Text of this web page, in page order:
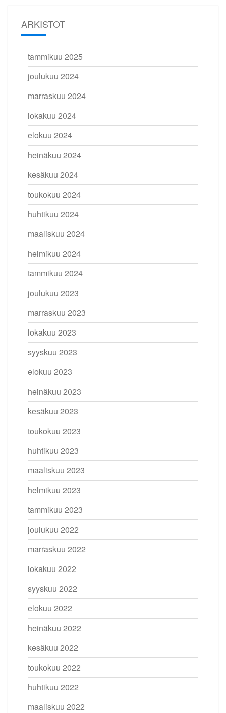
ARKISTOT
tammikuu 2025
joulukuu 2024
marraskuu 2024
lokakuu 2024
elokuu 2024
heinäkuu 2024
kesäkuu 2024
toukokuu 2024
huhtikuu 2024
maaliskuu 2024
helmikuu 2024
tammikuu 2024
joulukuu 2023
marraskuu 2023
lokakuu 2023
syyskuu 2023
elokuu 2023
heinäkuu 2023
kesäkuu 2023
toukokuu 2023
huhtikuu 2023
maaliskuu 2023
helmikuu 2023
tammikuu 2023
joulukuu 2022
marraskuu 2022
lokakuu 2022
syyskuu 2022
elokuu 2022
heinäkuu 2022
kesäkuu 2022
toukokuu 2022
huhtikuu 2022
maaliskuu 2022